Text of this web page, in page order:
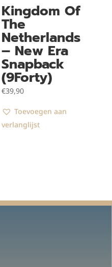
Kingdom Of
The
Netherlands
– New Era
Snapback
(9Forty)
€39,90
Toevoegen aan
verlanglijst